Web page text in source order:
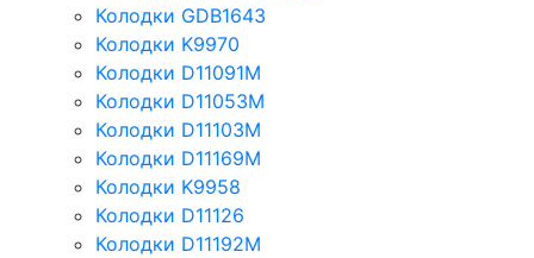
Колодки GDB1643
Колодки K9970
Колодки D11091M
Колодки D11053M
Колодки D11103M
Колодки D11169M
Колодки K9958
Колодки D11126
Колодки D11192M